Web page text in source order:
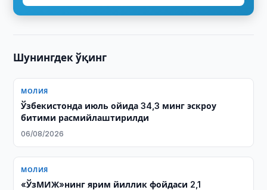
Шунингдек ўқинг
МОЛИЯ
Ўзбекистонда июль ойида 34,3 минг эскроу
битими расмийлаштирилди
06/08/2026
МОЛИЯ
«ЎзМИЖ»нинг ярим йиллик фойдаси 2,1